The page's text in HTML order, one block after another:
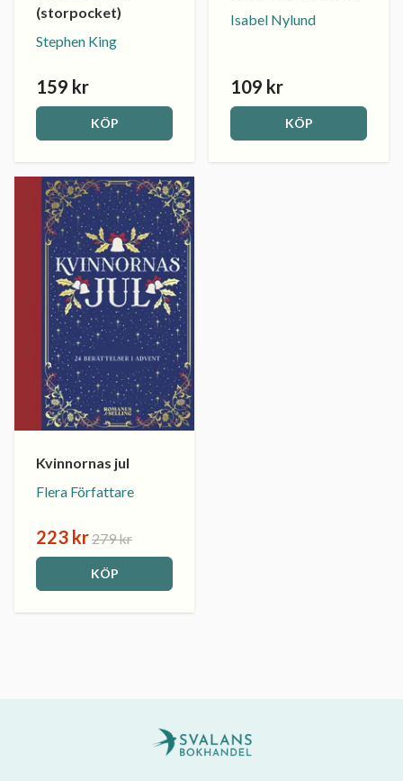
(storpocket)
Stephen King
159 kr
KÖP
Isabel Nylund
109 kr
KÖP
Kvinnornas jul
Flera Författare
223 kr279 kr
KÖP